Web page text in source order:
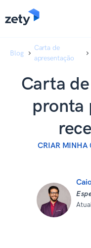
Blog
Carta de
apresentação
Carta
pronta
CRIAR MINHA